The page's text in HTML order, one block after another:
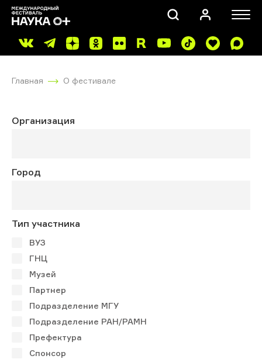
Главная О фестивале
Организация
Город
Тип участника
ВУЗ
ГНЦ
Музей
Партнер
Подразделение МГУ
Подразделение РАН/РАМН
Префектура
Спонсор